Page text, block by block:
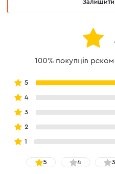
Залишити
100% покупців
5
4
3
2
1
5 4 3